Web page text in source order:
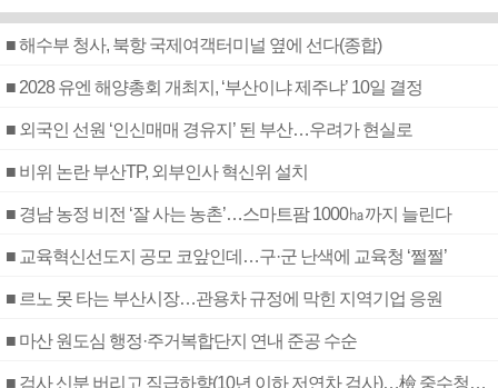
■ 해수부 청사, 북항 국제여객터미널 옆에 선다(종합)
■ 2028 유엔 해양총회 개최지, ‘부산이냐 제주냐’ 10일 결정
■ 외국인 선원 ‘인신매매 경유지’ 된 부산…우려가 현실로
■ 비위 논란 부산TP, 외부인사 혁신위 설치
■ 경남 농정 비전 ‘잘 사는 농촌’…스마트팜 1000㏊까지 늘린다
■ 교육혁신선도지 공모 코앞인데…구·군 난색에 교육청 ‘쩔쩔’
■ 르노 못 타는 부산시장…관용차 규정에 막힌 지역기업 응원
■ 마산 원도심 행정·주거복합단지 연내 준공 수순
■ 검사 신분 버리고 직급하향(10년 이하 저연차 검사)…檢 중수청행 기피